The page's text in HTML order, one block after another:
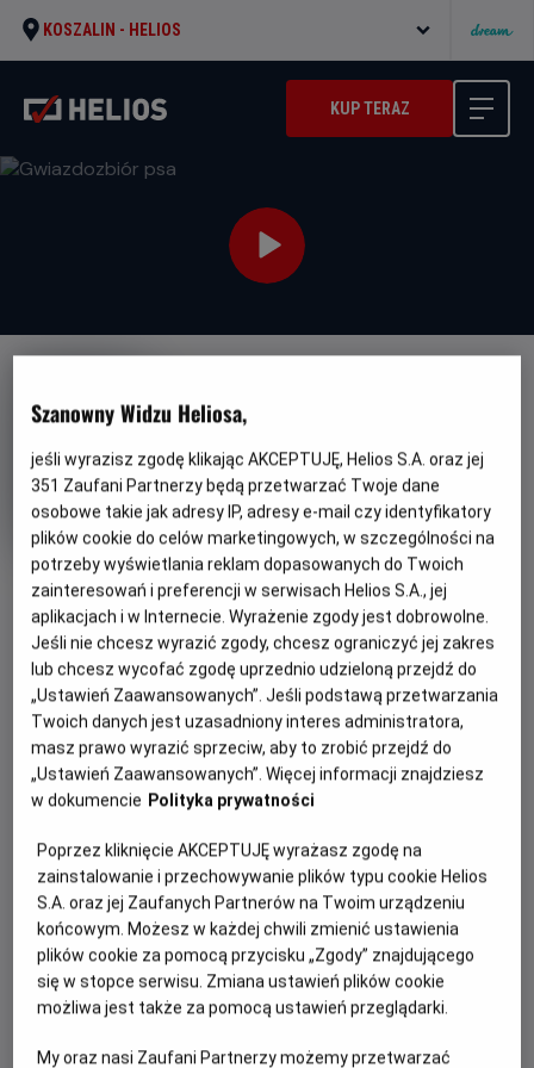
KOSZALIN - HELIOS
KUP TERAZ
OBSERWUJ
Gwiazdozbiór psa
Oryginalny
tytuł
The Dog Stars Gatunek
Akcja
Minimalny
wiek
Od 13 lat
Czas
trwania
119 min
Kraj
i
rok
produkcji
USA (2026)
PREMIERA
28 sierpnia 2026
REŻYSERIA
Ridley Scott
SCENARIUSZ
Mark L. Smith
OBSADA
Margaret Qualley, Jacob Elordi
WIĘCEJ SZCZEGÓŁÓW
GODZINY SEANSÓW
PIĄTEK, 28 SIERPNIA 2026
PIĄTEK,
SIERPNIA
2026
18:30
2D, napisy
20:00
2D, napisy
POKAŻ KOLEJNE DNI
Szanowny Widzu Heliosa,
jeśli wyrazisz zgodę klikając AKCEPTUJĘ, Helios S.A. oraz jej
351 Zaufani Partnerzy będą przetwarzać Twoje dane
osobowe takie jak adresy IP, adresy e-mail czy identyfikatory
plików cookie do celów marketingowych, w szczególności na
potrzeby wyświetlania reklam dopasowanych do Twoich
zainteresowań i preferencji w serwisach Helios S.A., jej
aplikacjach i w Internecie. Wyrażenie zgody jest dobrowolne.
Jeśli nie chcesz wyrazić zgody, chcesz ograniczyć jej zakres
lub chcesz wycofać zgodę uprzednio udzieloną przejdź do
„Ustawień Zaawansowanych”. Jeśli podstawą przetwarzania
Twoich danych jest uzasadniony interes administratora,
masz prawo wyrazić sprzeciw, aby to zrobić przejdź do
„Ustawień Zaawansowanych”. Więcej informacji znajdziesz
w dokumencie Polityka prywatności
Poprzez kliknięcie AKCEPTUJĘ wyrażasz zgodę na
zainstalowanie i przechowywanie plików typu cookie Helios
S.A. oraz jej Zaufanych Partnerów na Twoim urządzeniu
końcowym. Możesz w każdej chwili zmienić ustawienia
plików cookie za pomocą przycisku „Zgody” znajdującego
się w stopce serwisu. Zmiana ustawień plików cookie
możliwa jest także za pomocą ustawień przeglądarki.
My oraz nasi Zaufani Partnerzy możemy przetwarzać